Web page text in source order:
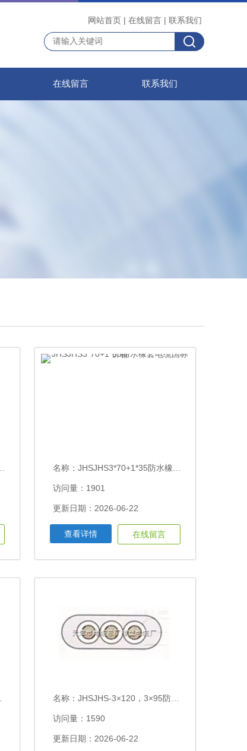
网站首页 | 在线留言 | 联系我们
在线留言 联系我们
名称： JHSJHS3*70+1*35防水橡套电缆国标价格
访问量：1901
更新日期：2026-06-22
查看详情 在线留言
名称： JHSJHS-3×120，3×95防水橡套电缆单价
访问量：1590
更新日期：2026-06-22